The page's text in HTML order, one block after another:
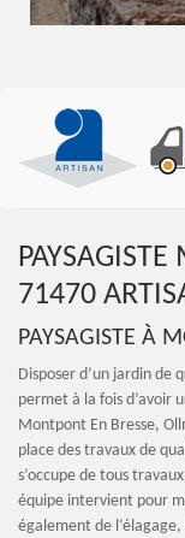
71470
PAYSAGISTE À
Disposer d’un jardin de
permet à la fois d’avoir
Montpont En Bresse,
place des travaux de
s’occupe de tous
équipe intervient pour
également de